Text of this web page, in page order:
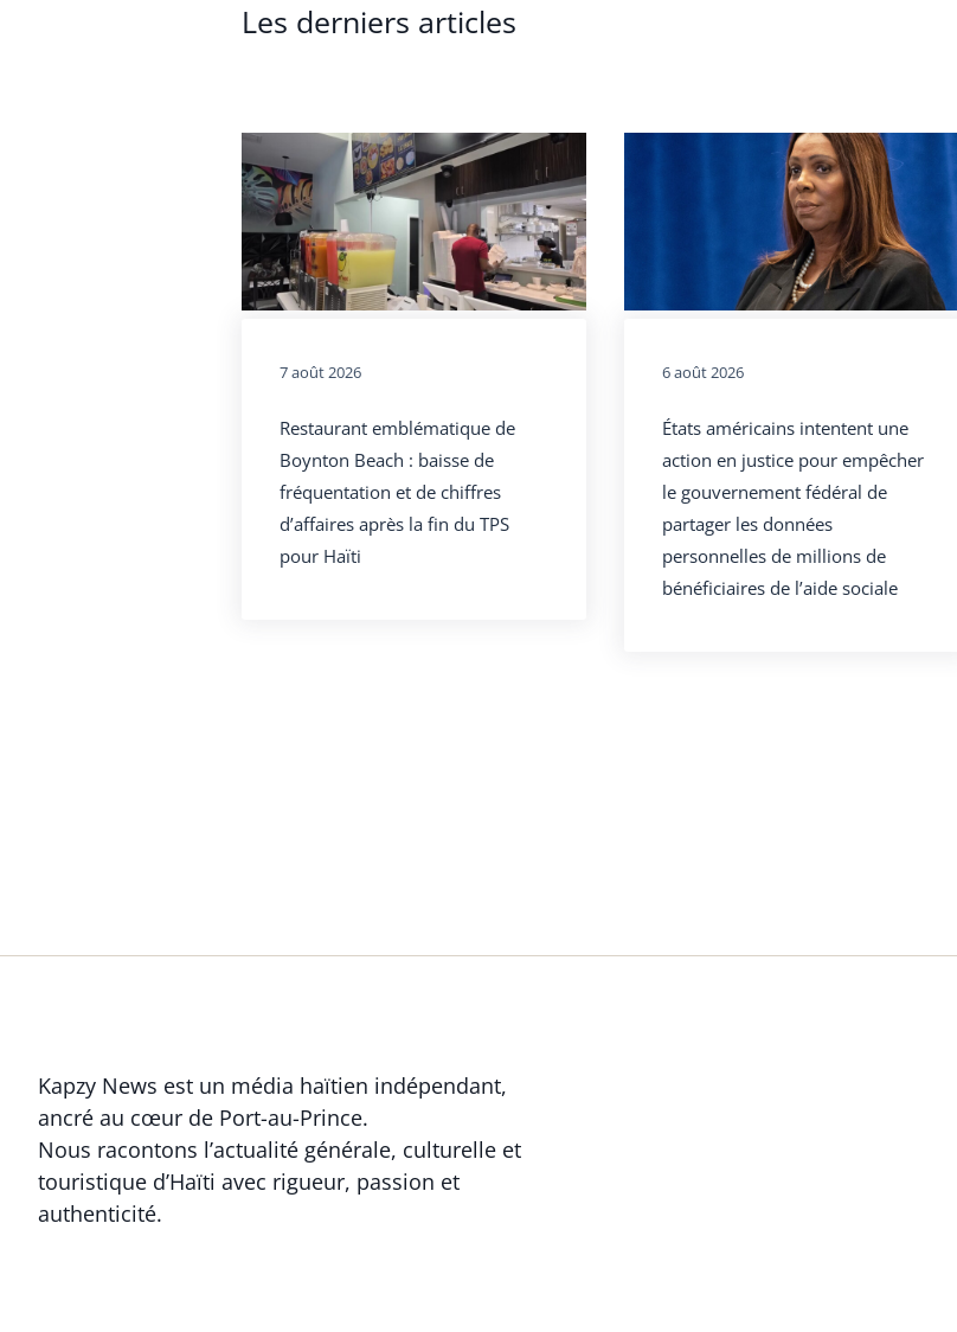
Les derniers articles
7 août 2026
Restaurant emblématique de
Boynton Beach : baisse de
fréquentation et de chiffres
d’affaires après la fin du TPS
pour Haïti
6 août 2026
États américains intentent une
action en justice pour empêcher
le gouvernement fédéral de
partager les données
personnelles de millions de
bénéficiaires de l’aide sociale
Kapzy News est un média haïtien indépendant,
ancré au cœur de Port-au-Prince.
Nous racontons l’actualité générale, culturelle et
touristique d’Haïti avec rigueur, passion et
authenticité.